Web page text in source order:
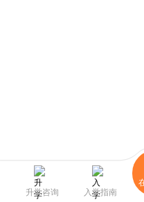
升学咨询 入学指南